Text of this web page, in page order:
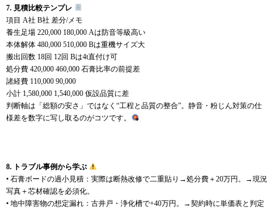
7. 見積比較テンプレ
項目 A社 B社 差分/メモ
養生足場 220,000 180,000 Aは防音等級高い
本体解体 480,000 510,000 Bは重機サイズ大
搬出回数 18回 12回 Bは4t直付け可
処分費 420,000 460,000 石膏比率の前提差
諸経費 110,000 90,000
小計 1,580,000 1,540,000 仮設品質に差
判断軸は「総額の安さ」ではなく“工程と品質の整合”。静音・粉じん対策の仕
様差を数字に写し取るのがコツです。
8. トラブル事例から学ぶ
• 石膏ボードの過小見積：実際は断熱改修で二重貼り→処分費＋20万円。→現況
写真＋芯材確認を必須化。
• 地中障害物の想定漏れ：古井戸・浄化槽で+40万円。→契約時に単価表と判定